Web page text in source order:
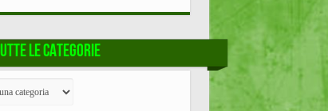
LE CATEGORIE